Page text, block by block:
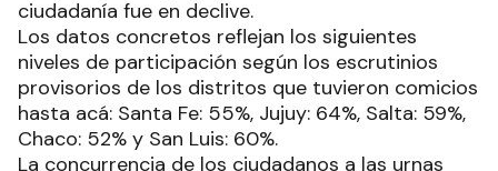
ciudadanía fue en declive.
Los datos concretos reflejan los siguientes
niveles de participación según los escrutinios
provisorios de los distritos que tuvieron comicios
hasta acá: Santa Fe: 55%, Jujuy: 64%, Salta: 59%,
Chaco: 52% y San Luis: 60%.
La concurrencia de los ciudadanos a las urnas